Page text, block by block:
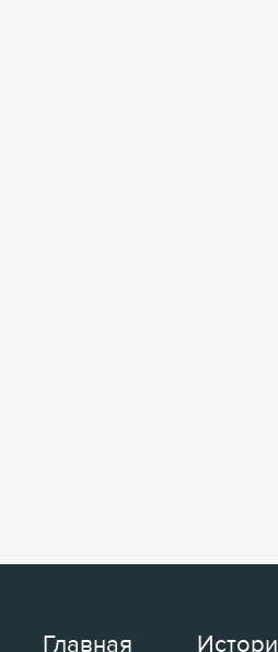
Главная